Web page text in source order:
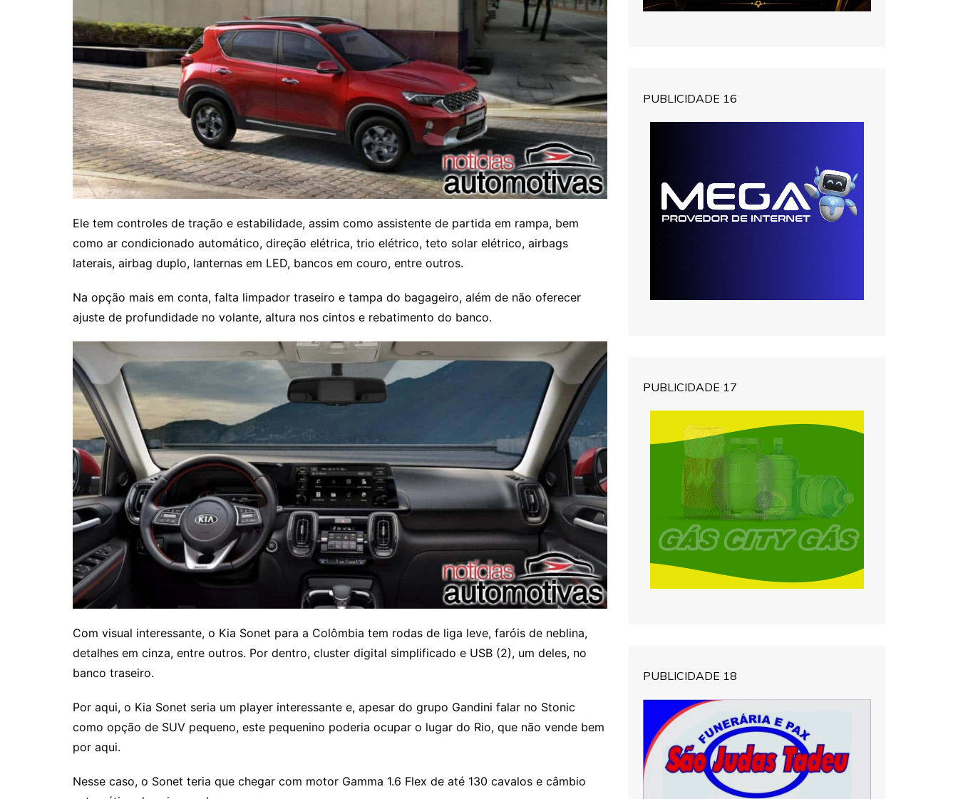
Ele tem controles de tração e estabilidade, assim como assistente de partida em rampa, bem
como ar condicionado automático, direção elétrica, trio elétrico, teto solar elétrico, airbags
laterais, airbag duplo, lanternas em LED, bancos em couro, entre outros.
Na opção mais em conta, falta limpador traseiro e tampa do bagageiro, além de não oferecer
ajuste de profundidade no volante, altura nos cintos e rebatimento do banco.
Com visual interessante, o Kia Sonet para a Colômbia tem rodas de liga leve, faróis de neblina,
detalhes em cinza, entre outros. Por dentro, cluster digital simplificado e USB (2), um deles, no
banco traseiro.
Por aqui, o Kia Sonet seria um player interessante e, apesar do grupo Gandini falar no Stonic
como opção de SUV pequeno, este pequenino poderia ocupar o lugar do Rio, que não vende bem
por aqui.
Nesse caso, o Sonet teria que chegar com motor Gamma 1.6 Flex de até 130 cavalos e câmbio
PUBLICIDADE 16
PUBLICIDADE 17
PUBLICIDADE 18